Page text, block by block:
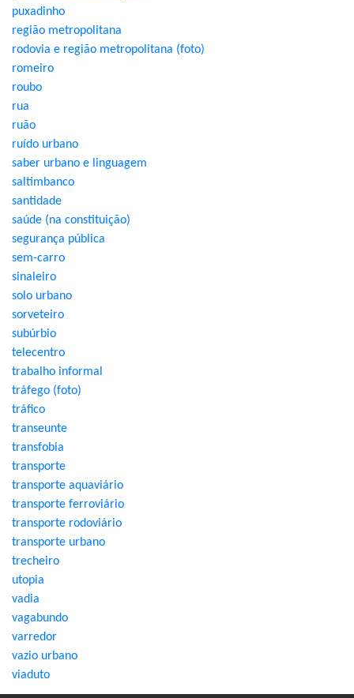
puxadinho
região metropolitana
rodovia e região metropolitana (foto)
romeiro
roubo
rua
ruão
ruído urbano
saber urbano e linguagem
saltimbanco
santidade
saúde (na constituição)
segurança pública
sem-carro
sinaleiro
solo urbano
sorveteiro
subúrbio
telecentro
trabalho informal
tráfego (foto)
tráfico
transeunte
transfobia
transporte
transporte aquaviário
transporte ferroviário
transporte rodoviário
transporte urbano
trecheiro
utopia
vadia
vagabundo
varredor
vazio urbano
viaduto